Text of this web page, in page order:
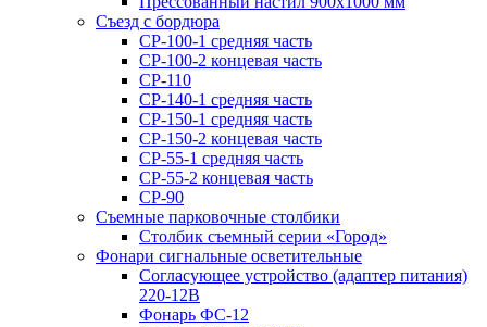
Съезд с бордюра
СР-100-1 средняя часть
СР-100-2 концевая часть
СР-110
СР-140-1 средняя часть
СР-150-1 средняя часть
СР-150-2 концевая часть
СР-55-1 средняя часть
СР-55-2 концевая часть
СР-90
Съемные парковочные столбики
Столбик съемный серии «Город»
Фонари сигнальные осветительные
Согласующее устройство (адаптер питания)
220-12В
Фонарь ФС-12